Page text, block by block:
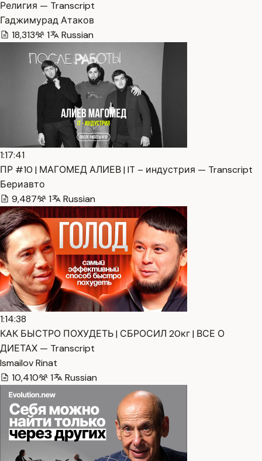
Религия — Transcript
Гаджимурад Атаков
18,313
1 Russian
1:17:41
ПР #10 | МАГОМЕД АЛИЕВ | IT – индустрия — Transcript
Бериавто
9,487
1 Russian
1:14:38
КАК БЫСТРО ПОХУДЕТЬ | СБРОСИЛ 20кг | ВСЕ О
ДИЕТАХ — Transcript
Ismailov Rinat
10,410
1 Russian